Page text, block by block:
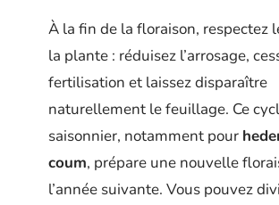
À la fin de la floraison, respectez
la plante : réduisez l’arrosage,
fertilisation et laissez disparaître
naturellement le feuillage. Ce
saisonnier, notamment pour
coum, prépare une nouvelle
l’année suivante. Vous pouvez